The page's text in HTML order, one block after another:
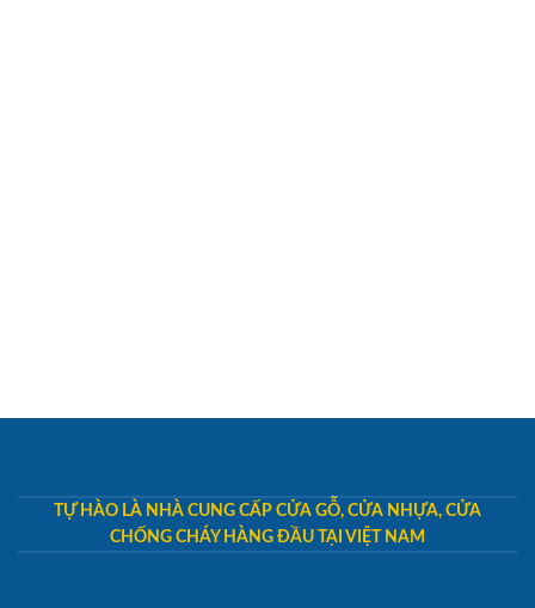
TỰ HÀO LÀ NHÀ CUNG CẤP CỬA GỖ, CỬA NHỰA, CỬA
CHỐNG CHÁY HÀNG ĐẦU TẠI VIỆT NAM